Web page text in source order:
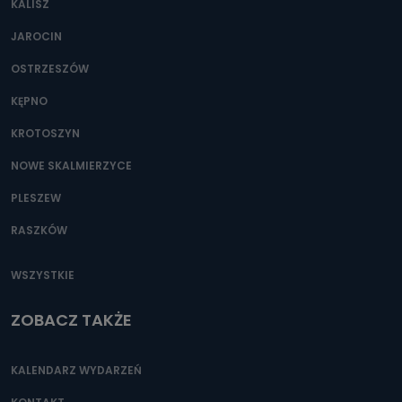
Można to zrobić pod numerem telefonu 62 735-51-05 lub
KALISZ
JAROCIN
OSTRZESZÓW
KĘPNO
KROTOSZYN
NOWE SKALMIERZYCE
PLESZEW
RASZKÓW
WSZYSTKIE
ZOBACZ TAKŻE
KALENDARZ WYDARZEŃ